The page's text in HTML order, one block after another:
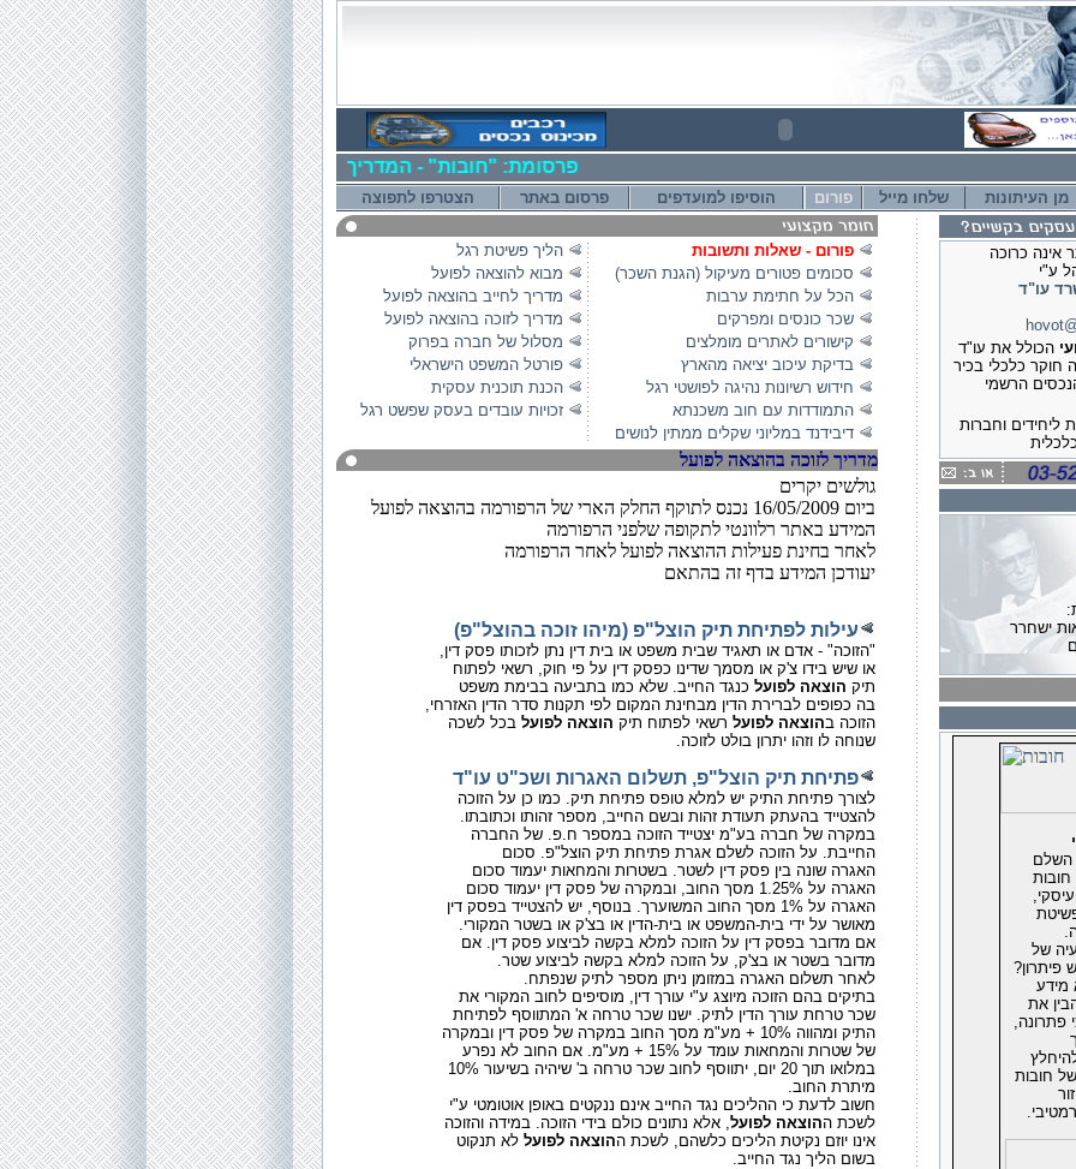
!!! פרסומת: "חובות" - המדריך השלם להתמודדות עם חובות כספיים,
הצטרפו לתפוצה פרסום באתר הוסיפו למועדפים פורום שלחו מייל מן העיתונות
הליך פשיטת רגל
מבוא להוצאה לפועל
מדריך לחייב בהוצאה לפועל
מדריך לזוכה בהוצאה לפועל
מסלול של חברה בפרוק
פורטל המשפט הישראלי
הכנת תוכנית עסקית
זכויות עובדים בעסק שפשט רגל
פורום - שאלות ותשובות
(סכומים פטורים מעיקול (הגנת השכר
הכל על חתימת ערבות
שכר כונסים ומפרקים
קישורים לאתרים מומלצים
בדיקת עיכוב יציאה מהארץ
חידוש רשיונות נהיגה לפושטי רגל
התמודדות עם חוב משכנתא
דיבידנד במליוני שקלים ממתין לנושים
מדריך לזוכה בהוצאה לפועל
גולשים יקרים
ביום 16/05/2009 נכנס לתוקף החלק הארי של הרפורמה בהוצאה לפועל
המידע באתר רלוונטי לתקופה שלפני הרפורמה
לאחר בחינת פעילות ההוצאה לפועל לאחר הרפורמה
יעודכן המידע בדף זה בהתאם
(עילות לפתיחת תיק הוצל"פ (מיהו זוכה בהוצל"פ
,הזוכה" - אדם או תאגיד שבית משפט או בית דין נתן לזכותו פסק דין"
או שיש בידו צ'ק או מסמך שדינו כפסק דין על פי חוק, רשאי לפתוח
תיק הוצאה לפועל כנגד החייב. שלא כמו בתביעה בבימת משפט
,בה כפופים לברירת הדין מבחינת המקום לפי תקנות סדר הדין האזרחי
הזוכה בהוצאה לפועל רשאי לפתוח תיק הוצאה לפועל בכל לשכה
.שנוחה לו וזהו יתרון בולט לזוכה
פתיחת תיק הוצל"פ, תשלום האגרות ושכ"ט עו"ד
לצורך פתיחת התיק יש למלא טופס פתיחת תיק. כמו כן על הזוכה
.להצטייד בהעתק תעודת זהות ובשם החייב, מספר זהותו וכתובתו
במקרה של חברה בע"מ יצטייד הזוכה במספר ח.פ. של החברה
החייבת. על הזוכה לשלם אגרת פתיחת תיק הוצל"פ. סכום
האגרה שונה בין פסק דין לשטר. בשטרות והמחאות יעמוד סכום
האגרה על 1.25% מסך החוב, ובמקרה של פסק דין יעמוד סכום
האגרה על 1% מסך החוב המשוערך. בנוסף, יש להצטייד בפסק דין
.מאושר על ידי בית-המשפט או בית-הדין או בצ'ק או בשטר המקורי
אם מדובר בפסק דין על הזוכה למלא בקשה לביצוע פסק דין. אם
.מדובר בשטר או בצ'ק, על הזוכה למלא בקשה לביצוע שטר
.לאחר תשלום האגרה במזומן ניתן מספר לתיק שנפתח
בתיקים בהם הזוכה מיוצג ע"י עורך דין, מוסיפים לחוב המקורי את
שכר טרחת עורך הדין לתיק. ישנו שכר טרחה א' המתווסף לפתיחת
התיק ומהווה 10% + מע"מ מסך החוב במקרה של פסק דין ובמקרה
של שטרות והמחאות עומד על 15% + מע"מ. אם החוב לא נפרע
במלואו תוך 20 יום, יתווסף לחוב שכר טרחה ב' שיהיה בשיעור 10%
.מיתרת החוב
חשוב לדעת כי ההליכים נגד החייב אינם ננקטים באופן אוטומטי ע"י
לשכת ההוצאה לפועל, אלא נתונים כולם בידי הזוכה. במידה והזוכה
אינו יוזם נקיטת הליכים כלשהם, לשכת ההוצאה לפועל לא תנקוט
.בשום הליך נגד החייב
אינה כרוכה
ע"י
עו"ד
הכולל את עו"ד
חוקר כלכלי בכיר
הרשמי
ליחידים וחברות
הסדרי נושים,
חברות, פרוק
פשיטת רגל
ישחרר
זוגתו של
דיירת מוגנת
על ידי כונס
למוקד הארצי
נקראת
הכינוס בשנה
ניתנו 1827
אחריו
בפירוק מעודכן
המשפטים
רגל מעודכן ליום
המשפטים
השלם
של
פיתרון?
מידע
את
פתרונה,
חובות